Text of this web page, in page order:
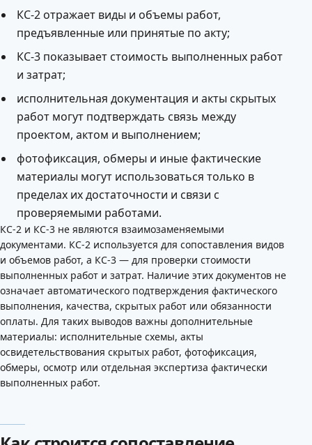
КС-2 отражает виды и объемы работ,
предъявленные или принятые по акту;
КС-3 показывает стоимость выполненных работ
и затрат;
исполнительная документация и акты скрытых
работ могут подтверждать связь между
проектом, актом и выполнением;
фотофиксация, обмеры и иные фактические
материалы могут использоваться только в
пределах их достаточности и связи с
проверяемыми работами.
КС-2 и КС-3 не являются взаимозаменяемыми
документами. КС-2 используется для сопоставления видов
и объемов работ, а КС-3 — для проверки стоимости
выполненных работ и затрат. Наличие этих документов не
означает автоматического подтверждения фактического
выполнения, качества, скрытых работ или обязанности
оплаты. Для таких выводов важны дополнительные
материалы: исполнительные схемы, акты
освидетельствования скрытых работ, фотофиксация,
обмеры, осмотр или отдельная экспертиза фактически
выполненных работ.